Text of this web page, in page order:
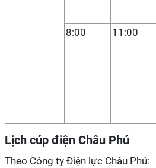
8:00 11:00
Lịch cúp điện Châu Phú
Theo Công ty Điện lực Châu Phú: